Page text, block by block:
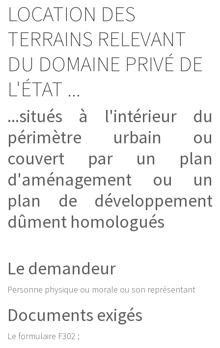
LOCATION DES
TERRAINS RELEVANT
DU DOMAINE PRIVÉ DE
L'ÉTAT ...
...situés à l'intérieur du
périmètre urbain ou
couvert par un plan
d'aménagement ou un
plan de développement
dûment homologués
Le demandeur
Personne physique ou morale ou son représentant
Documents exigés
Le formulaire F302 ;